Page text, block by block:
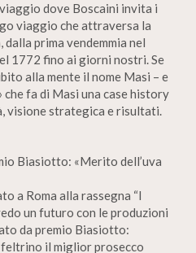
viaggio dove Boscaini invita i
viaggio che attraversa la
prima vendemmia nel
1772 fino ai giorni nostri. Se
alla mente il nome Masi – e
che fa di Masi una case history
visione strategica e risultati.
Biasiotto: «Merito dell’uva
a Roma alla rassegna “I
un futuro con le produzioni
da premio Biasiotto:
il miglior prosecco